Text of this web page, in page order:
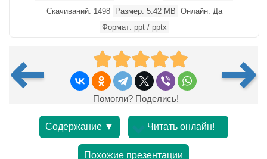
Скачиваний: 1498
Размер: 5.42 MB Онлайн: Да
Формат: ppt / pptx
Помогли? Поделись!
Содержание ▼ Читать онлайн!
Похожие презентации